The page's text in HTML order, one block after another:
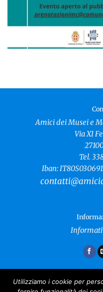
Amici dei Musei e
Via XI
Tel.
Iban:
Utilizziamo i cookie per